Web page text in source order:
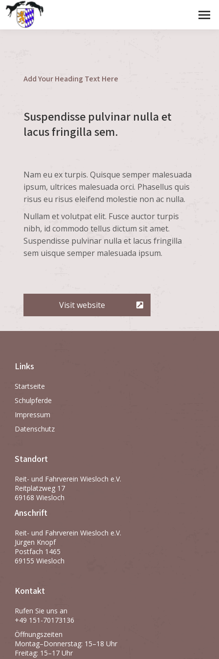
Add Your Heading Text Here
Suspendisse pulvinar nulla et
lacus fringilla sem.
Nam eu ex turpis. Quisque semper malesuada
ipsum, ultrices malesuada orci. Phasellus quis
risus eu risus eleifend molestie non ac nulla.
Nullam et volutpat elit. Fusce auctor turpis
nibh, id commodo tellus dictum sit amet.
Suspendisse pulvinar nulla et lacus fringilla
sem uisque semper malesuada ipsum.
Visit website
Links
Startseite
Schulpferde
Impressum
Datenschutz
Standort
Reit- und Fahrverein Wiesloch e.V.
Reitplatzweg 17
69168 Wiesloch
Anschrift
Reit- und Fahrverein Wiesloch e.V.
Jürgen Knopf
Postfach 1465
69155 Wiesloch
Kontakt
Rufen Sie uns an
+49 151-70173136
Öffnungszeiten
Montag–Donnerstag: 15–18 Uhr
Freitag: 15–17 Uhr